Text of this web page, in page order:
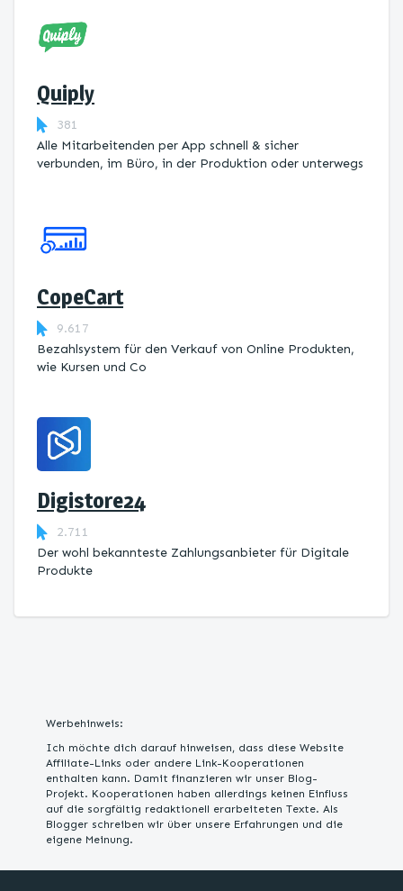
Quiply
381
Alle Mitarbeitenden per App schnell & sicher
verbunden, im Büro, in der Produktion oder unterwegs
CopeCart
9.617
Bezahlsystem für den Verkauf von Online Produkten,
wie Kursen und Co
Digistore24
2.711
Der wohl bekannteste Zahlungsanbieter für Digitale
Produkte
Werbehinweis:
Ich möchte dich darauf hinweisen, dass diese Website
Affiliate-Links oder andere Link-Kooperationen
enthalten kann. Damit finanzieren wir unser Blog-
Projekt. Kooperationen haben allerdings keinen Einfluss
auf die sorgfältig redaktionell erarbeiteten Texte. Als
Blogger schreiben wir über unsere Erfahrungen und die
eigene Meinung.